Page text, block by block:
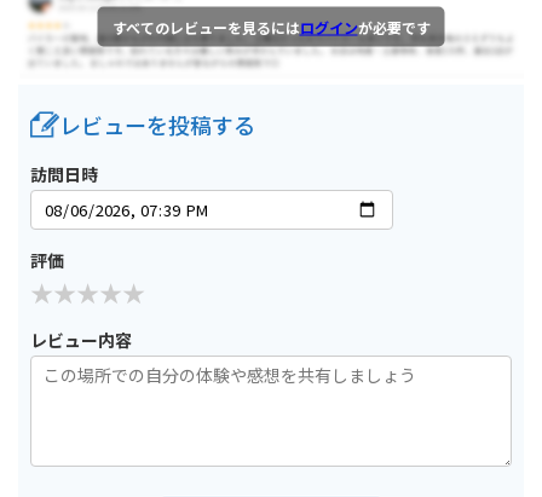
すべてのレビューを見るにはログインが必要です
レビューを投稿する
訪問日時
評価
レビュー内容